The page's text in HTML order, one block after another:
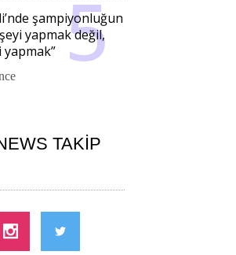
şampiyonluğun
şeyi yapmak değil,
TAKIP